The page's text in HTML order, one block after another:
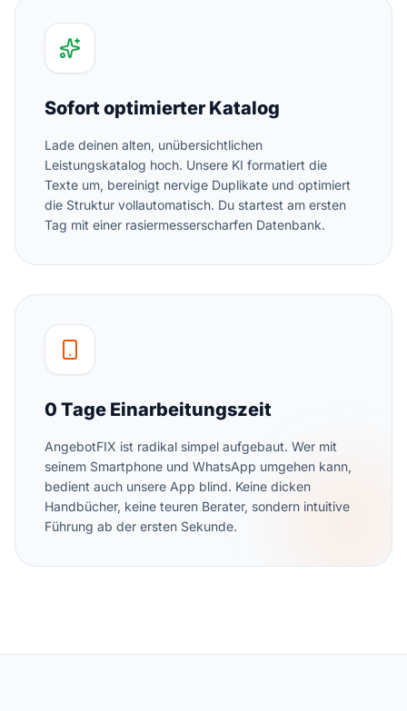
Sofort optimierter Katalog
Lade deinen alten, unübersichtlichen
Leistungskatalog hoch. Unsere KI formatiert die
Texte um, bereinigt nervige Duplikate und optimiert
die Struktur vollautomatisch. Du startest am ersten
Tag mit einer rasiermesserscharfen Datenbank.
0 Tage Einarbeitungszeit
AngebotFIX ist radikal simpel aufgebaut. Wer mit
seinem Smartphone und WhatsApp umgehen kann,
bedient auch unsere App blind. Keine dicken
Handbücher, keine teuren Berater, sondern intuitive
Führung ab der ersten Sekunde.